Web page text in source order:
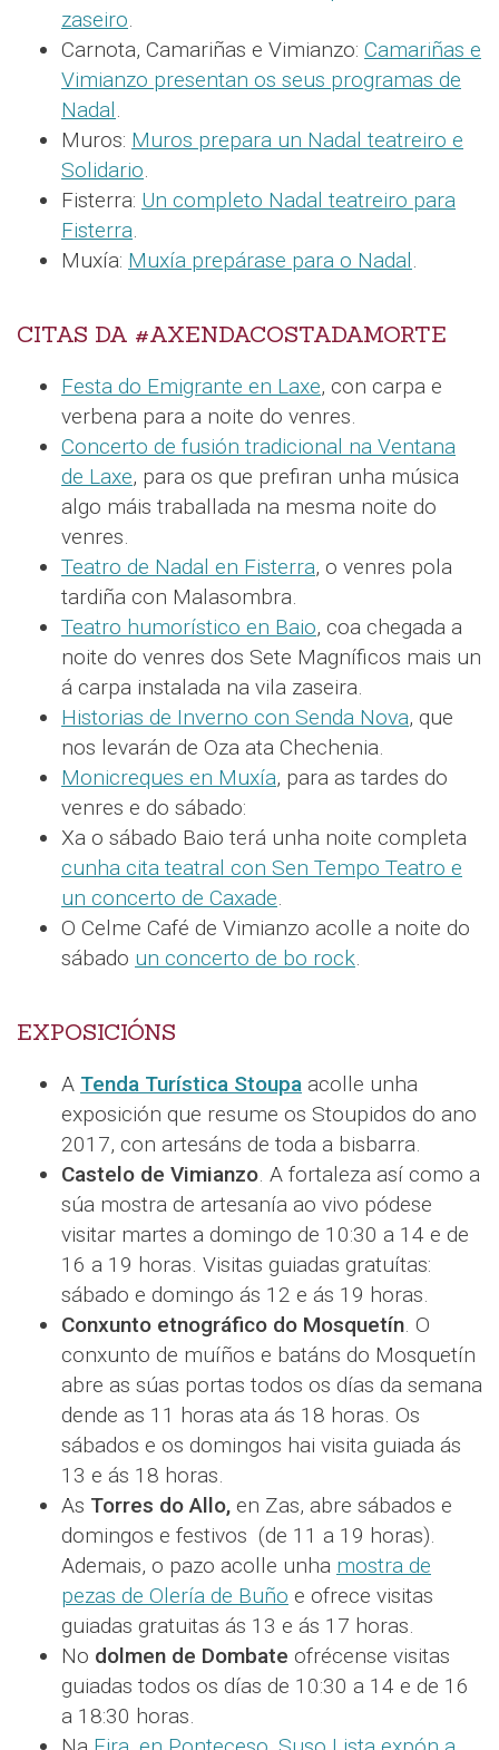
zaseiro.
Carnota, Camariñas e Vimianzo: Camariñas e
Vimianzo presentan os seus programas de
Nadal.
Muros: Muros prepara un Nadal teatreiro e
Solidario.
Fisterra: Un completo Nadal teatreiro para
Fisterra.
Muxía: Muxía prepárase para o Nadal.
CITAS DA #AXENDACOSTADAMORTE
Festa do Emigrante en Laxe, con carpa e
verbena para a noite do venres.
Concerto de fusión tradicional na Ventana
de Laxe, para os que prefiran unha música
algo máis traballada na mesma noite do
venres.
Teatro de Nadal en Fisterra, o venres pola
tardiña con Malasombra.
Teatro humorístico en Baio, coa chegada a
noite do venres dos Sete Magníficos mais un
á carpa instalada na vila zaseira.
Historias de Inverno con Senda Nova, que
nos levarán de Oza ata Chechenia.
Monicreques en Muxía, para as tardes do
venres e do sábado:
Xa o sábado Baio terá unha noite completa
cunha cita teatral con Sen Tempo Teatro e
un concerto de Caxade.
O Celme Café de Vimianzo acolle a noite do
sábado un concerto de bo rock.
EXPOSICIÓNS
A Tenda Turística Stoupa acolle unha
exposición que resume os Stoupidos do ano
2017, con artesáns de toda a bisbarra.
Castelo de Vimianzo. A fortaleza así como a
súa mostra de artesanía ao vivo pódese
visitar martes a domingo de 10:30 a 14 e de
16 a 19 horas. Visitas guiadas gratuítas:
sábado e domingo ás 12 e ás 19 horas.
Conxunto etnográfico do Mosquetín. O
conxunto de muíños e batáns do Mosquetín
abre as súas portas todos os días da semana
dende as 11 horas ata ás 18 horas. Os
sábados e os domingos hai visita guiada ás
13 e ás 18 horas.
As Torres do Allo, en Zas, abre sábados e
domingos e festivos (de 11 a 19 horas).
Ademais, o pazo acolle unha mostra de
pezas de Olería de Buño e ofrece visitas
guiadas gratuitas ás 13 e ás 17 horas.
No dolmen de Dombate ofrécense visitas
guiadas todos os días de 10:30 a 14 e de 16
a 18:30 horas.